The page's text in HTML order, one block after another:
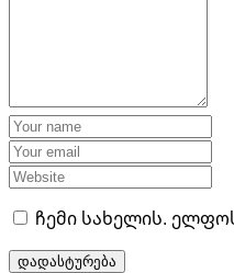
ჩემი სახელის.